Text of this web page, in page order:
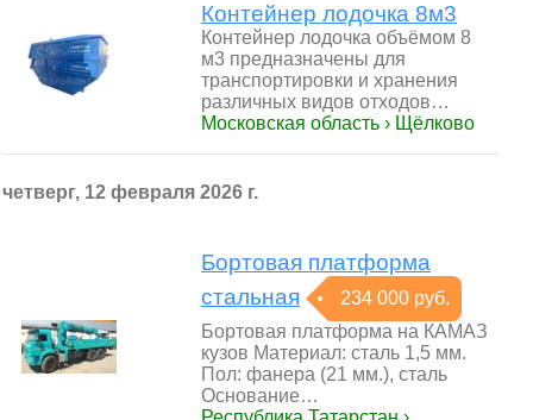
Контейнер лодочка 8м3
Контейнер лодочка объёмом 8
м3 предназначены для
транспортировки и хранения
различных видов отходов…
Московская область › Щёлково
четверг, 12 февраля 2026 г.
Бортовая платформа
стальная
234 000 руб.
Бортовая платформа на КАМАЗ
кузов Материал: сталь 1,5 мм.
Пол: фанера (21 мм.), сталь
Основание…